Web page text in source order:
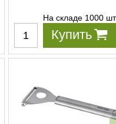
На складе 1000 шт
Купить